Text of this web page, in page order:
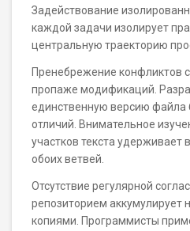
Задействование
каждой задачи изолирует
центральную траекторию
Пренебрежение конфликтов
пропаже модификаций.
единственную версию файла
отличий. Внимательное
участков текста удерживает
обоих ветвей.
Отсутствие регулярной
репозиторием аккумулирует
копиями. Программисты